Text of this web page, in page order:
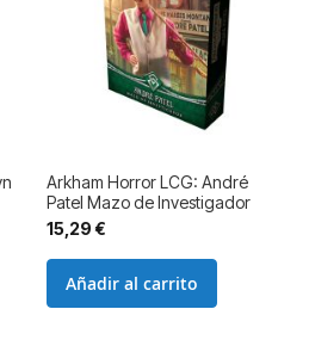
Arkham Horror LCG: André
Patel Mazo de Investigador
15,29 €
Añadir al carrito